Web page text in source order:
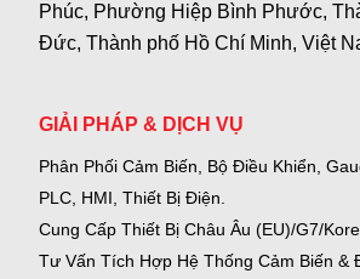
Phúc, Phường Hiệp Bình Phước,
Đức, Thành phố Hồ Chí Minh, Việt
GIẢI PHÁP & DỊCH VỤ
Phân Phối Cảm Biến, Bộ Điều Khiển,
PLC, HMI, Thiết Bị Điện.
Cung Cấp Thiết Bị Châu Âu (EU)/G7/
Tư Vấn Tích Hợp Hệ Thống Cảm Biến &